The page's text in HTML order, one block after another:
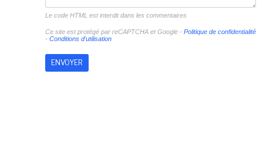
Le code HTML est interdit dans les commentaires
Ce site est protégé par reCAPTCHA et Google - Politique de confidentialité
- Conditions d'utilisation